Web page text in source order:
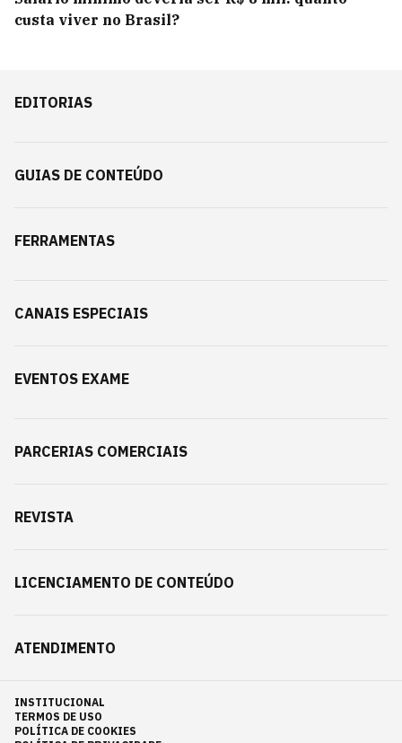
custa viver no Brasil?
EDITORIAS
GUIAS DE CONTEÚDO
FERRAMENTAS
CANAIS ESPECIAIS
EVENTOS EXAME
PARCERIAS COMERCIAIS
REVISTA
LICENCIAMENTO DE CONTEÚDO
ATENDIMENTO
INSTITUCIONAL
TERMOS DE USO
POLÍTICA DE COOKIES